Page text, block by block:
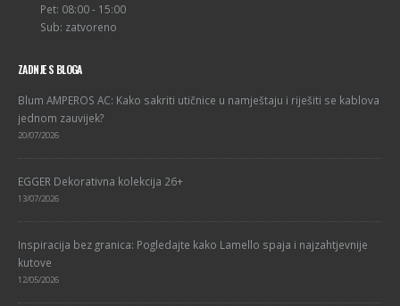
Pet: 08:00 - 15:00
Sub: zatvoreno
ZADNJE S BLOGA
Blum AMPEROS AC: Kako sakriti utičnice u namještaju i riješiti se kablova
jednom zauvijek?
20/07/2026
EGGER Dekorativna kolekcija 26+
13/07/2026
Inspiracija bez granica: Pogledajte kako Lamello spaja i najzahtjevnije
kutove
12/05/2026